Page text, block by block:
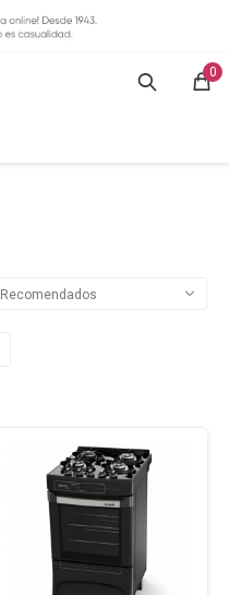
0
Recomendados